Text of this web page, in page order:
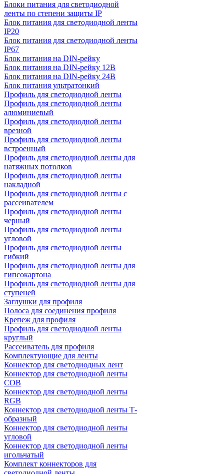
Блоки питания для светодиодной
ленты по степени защиты IP
Блок питания для светодиодной ленты
IP20
Блок питания для светодиодной ленты
IP67
Блок питания на DIN-рейку
Блок питания на DIN-рейку 12В
Блок питания на DIN-рейку 24В
Блок питания ультратонкий
Профиль для светодиодной ленты
Профиль для светодиодной ленты
алюминиевый
Профиль для светодиодной ленты
врезной
Профиль для светодиодной ленты
встроенный
Профиль для светодиодной ленты для
натяжных потолков
Профиль для светодиодной ленты
накладной
Профиль для светодиодной ленты с
рассеивателем
Профиль для светодиодной ленты
черный
Профиль для светодиодной ленты
угловой
Профиль для светодиодной ленты
гибкий
Профиль для светодиодной ленты для
гипсокартона
Профиль для светодиодной ленты для
ступеней
Заглушки для профиля
Полоса для соединения профиля
Крепеж для профиля
Профиль для светодиодной ленты
круглый
Рассеиватель для профиля
Комплектующие для ленты
Коннектор для светодиодных лент
Коннектор для светодиодной ленты
COB
Коннектор для светодиодной ленты
RGB
Коннектор для светодиодной ленты Т-
образный
Коннектор для светодиодной ленты
угловой
Коннектор для светодиодной ленты
игольчатый
Комплект коннекторов для